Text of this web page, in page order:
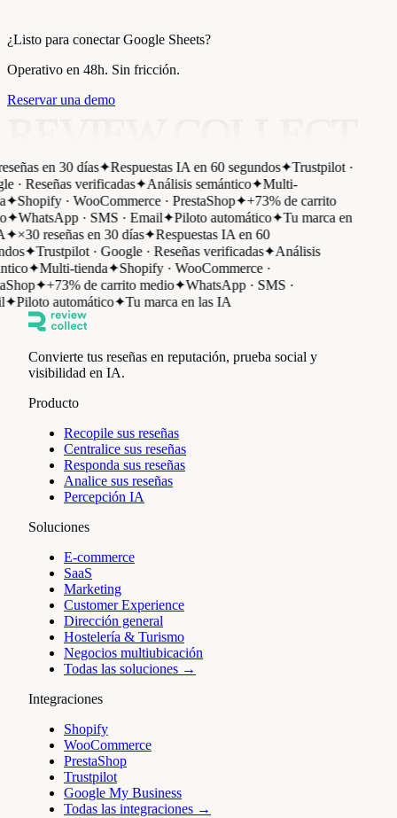
¿Listo para conectar Google Sheets?
Operativo en 48h. Sin fricción.
Reservar una demo
en 30 días✦Respuestas IA en 60 segundos✦Trustpilot ·
· Reseñas verificadas✦Análisis semántico✦Multi-
✦Shopify · WooCommerce · PrestaShop✦+73% de carrito
✦WhatsApp · SMS · Email✦Piloto automático✦Tu marca en
✦×30 reseñas en 30 días✦Respuestas IA en 60
✦Trustpilot · Google · Reseñas verificadas✦Análisis
✦Multi-tienda✦Shopify · WooCommerce ·
✦+73% de carrito medio✦WhatsApp · SMS ·
✦Piloto automático✦Tu marca en las IA
Convierte tus reseñas en reputación, prueba social y
visibilidad en IA.
Producto
Recopile sus reseñas
Centralice sus reseñas
Responda sus reseñas
Analice sus reseñas
Percepción IA
Soluciones
E-commerce
SaaS
Marketing
Customer Experience
Dirección general
Hostelería & Turismo
Negocios multiubicación
Todas las soluciones →
Integraciones
Shopify
WooCommerce
PrestaShop
Trustpilot
Google My Business
Todas las integraciones →